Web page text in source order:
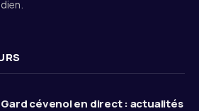
Gard cévenol en direct : actualités